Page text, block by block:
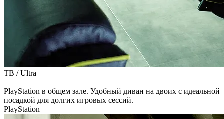
ТВ /Ultra
PlayStation в общем зале. Удобный диван на двоих с идеальной
посадкой для долгих игровых сессий.
PlayStation